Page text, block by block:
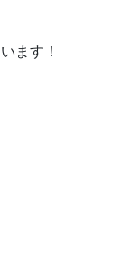
ます！